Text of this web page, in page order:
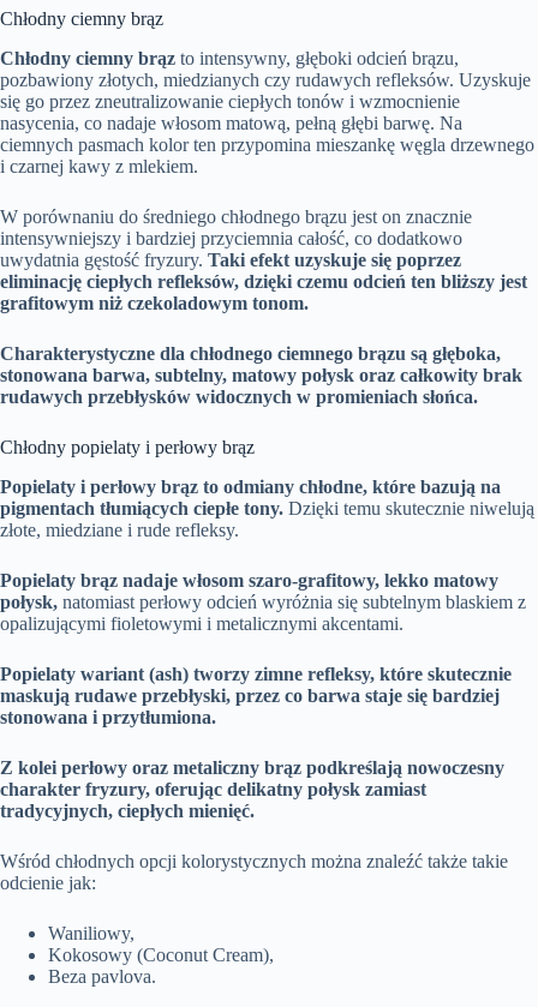
Chłodny ciemny brąz
Chłodny ciemny brąz to intensywny, głęboki odcień brązu,
pozbawiony złotych, miedzianych czy rudawych refleksów. Uzyskuje
się go przez zneutralizowanie ciepłych tonów i wzmocnienie
nasycenia, co nadaje włosom matową, pełną głębi barwę. Na
ciemnych pasmach kolor ten przypomina mieszankę węgla drzewnego
i czarnej kawy z mlekiem.
W porównaniu do średniego chłodnego brązu jest on znacznie
intensywniejszy i bardziej przyciemnia całość, co dodatkowo
uwydatnia gęstość fryzury. Taki efekt uzyskuje się poprzez
eliminację ciepłych refleksów, dzięki czemu odcień ten bliższy jest
grafitowym niż czekoladowym tonom.
Charakterystyczne dla chłodnego ciemnego brązu są głęboka,
stonowana barwa, subtelny, matowy połysk oraz całkowity brak
rudawych przebłysków widocznych w promieniach słońca.
Chłodny popielaty i perłowy brąz
Popielaty i perłowy brąz to odmiany chłodne, które bazują na
pigmentach tłumiących ciepłe tony. Dzięki temu skutecznie niwelują
złote, miedziane i rude refleksy.
Popielaty brąz nadaje włosom szaro-grafitowy, lekko matowy
połysk, natomiast perłowy odcień wyróżnia się subtelnym blaskiem z
opalizującymi fioletowymi i metalicznymi akcentami.
Popielaty wariant (ash) tworzy zimne refleksy, które skutecznie
maskują rudawe przebłyski, przez co barwa staje się bardziej
stonowana i przytłumiona.
Z kolei perłowy oraz metaliczny brąz podkreślają nowoczesny
charakter fryzury, oferując delikatny połysk zamiast
tradycyjnych, ciepłych mienięć.
Wśród chłodnych opcji kolorystycznych można znaleźć także takie
odcienie jak:
Waniliowy,
Kokosowy (Coconut Cream),
Beza pavlova.